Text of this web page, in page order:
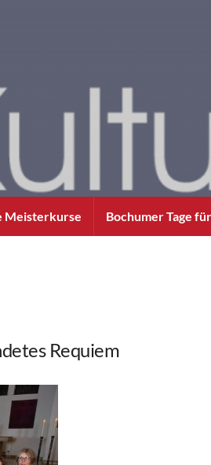
Meisterkurse Bochumer Tage
Requiem